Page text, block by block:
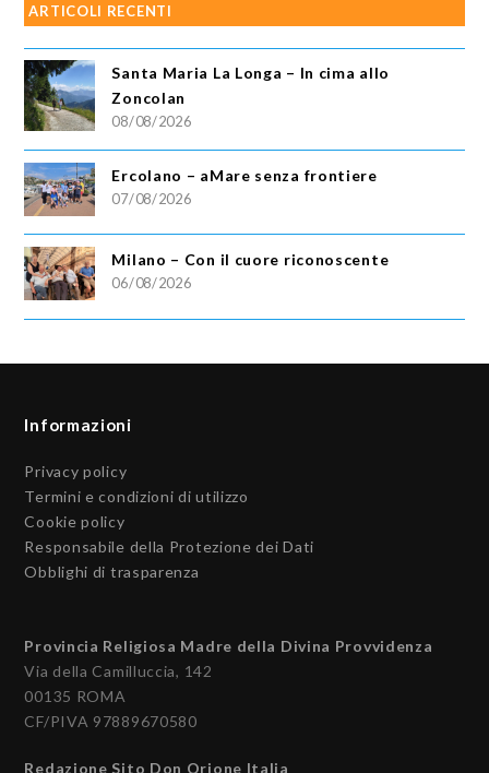
ARTICOLI RECENTI
Santa Maria La Longa – In cima allo
Zoncolan
08/08/2026
Ercolano – aMare senza frontiere
07/08/2026
Milano – Con il cuore riconoscente
06/08/2026
Informazioni
Privacy policy
Termini e condizioni di utilizzo
Cookie policy
Responsabile della Protezione dei Dati
Obblighi di trasparenza
Provincia Religiosa Madre della Divina Provvidenza
Via della Camilluccia, 142
00135 ROMA
CF/PIVA 97889670580
Redazione Sito Don Orione Italia